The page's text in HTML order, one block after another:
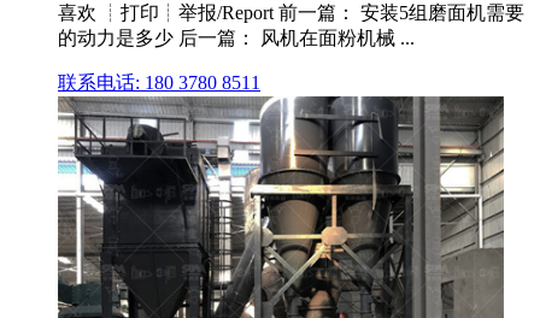
喜欢 ┊打印┊举报/Report 前一篇： 安装5组磨面机需要
的动力是多少 后一篇： 风机在面粉机械 ...
联系电话: 180 3780 8511